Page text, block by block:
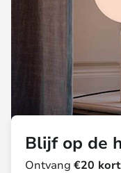
Blijf op de
Ontvang €20